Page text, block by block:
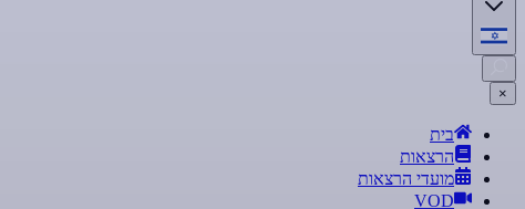
×
בית
הרצאות
מועדי הרצאות
VOD